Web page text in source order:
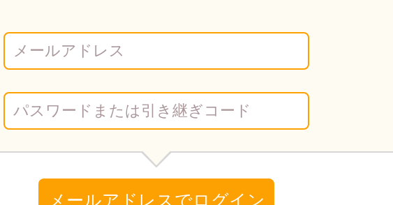
メールアドレスでログイン